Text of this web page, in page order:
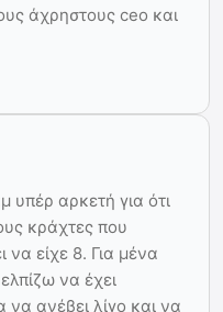
άχρηστους ceo και
υπέρ αρκετή για ότι
κράχτες που
να είχε 8. Για μένα
να έχει
να ανέβει λίγο και να